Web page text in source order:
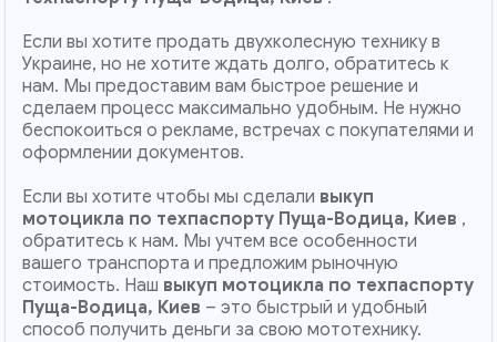
Если вы хотите продать двухколесную технику в
Украине, но не хотите ждать долго, обратитесь к
нам. Мы предоставим вам быстрое решение и
сделаем процесс максимально удобным. Не нужно
беспокоиться о рекламе, встречах с покупателями и
оформлении документов.
Если вы хотите чтобы мы сделали выкуп
мотоцикла по техпаспорту Пуща-Водица, Киев ,
обратитесь к нам. Мы учтем все особенности
вашего транспорта и предложим рыночную
стоимость. Наш выкуп мотоцикла по техпаспорту
Пуща-Водица, Киев – это быстрый и удобный
способ получить деньги за свою мототехнику.